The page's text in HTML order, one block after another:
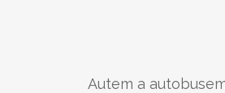
Autem a